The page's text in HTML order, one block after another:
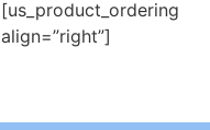
[us_product_ordering
align=”right”]